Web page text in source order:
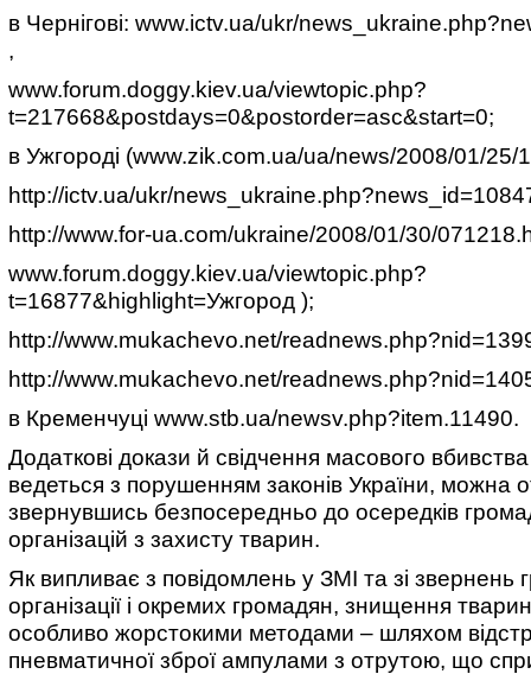
в Чернігові: www.ictv.ua/ukr/
,
www.forum.doggy.kiev.ua/viewtopic.php?
t=217668&postdays=0&postorder=asc&start=0;
в Ужгороді (www.zik.com.ua/ua/news/2008/01/25/
http://ictv.ua/ukr/
http://www.for-ua.com/ukraine/2008/01/30/
www.forum.doggy.kiev.ua/viewtopic.php?
t=16877&highlight=Ужгород );
http://www.mukachevo.net/
http://www.mukachevo.net/
в Кременчуці www.stb.ua/newsv.php?item.11490.
Додаткові докази й свідчення масового
ведеться з порушенням законів України, можна
звернувшись безпосередньо до осередків
організацій з захисту тварин.
Як випливає з повідомлень у ЗМІ та зі звернень
організації і окремих громадян, знищення
особливо жорстокими методами – шляхом
пневматичної зброї ампулами з отрутою, що